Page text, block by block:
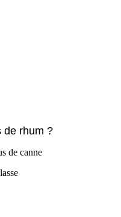
de rhum ?
de canne